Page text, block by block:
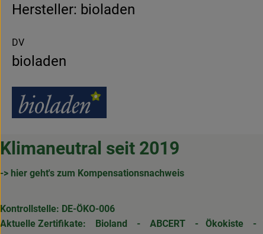
Hersteller: bioladen
DV
bioladen
Klimaneutral seit 2019
-> hier geht's zum Kompensationsnachweis
Kontrollstelle: DE-ÖKO-006
Aktuelle Zertifikate:
Bioland - ABCERT - Ökokiste -